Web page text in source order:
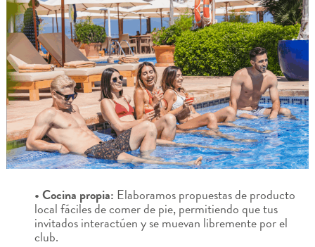
• Cocina propia: Elaboramos propuestas de producto
local fáciles de comer de pie, permitiendo que tus
invitados interactúen y se muevan libremente por el
club.